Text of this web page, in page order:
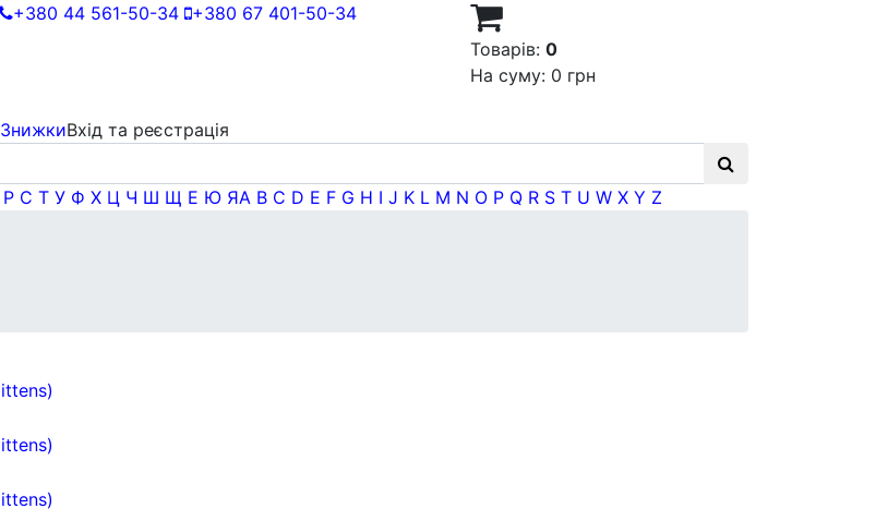
+380 44 561-50-34 +380 67 401-50-34
Товарів: 0
На суму: 0 грн
ЗнижкиВхід та реєстрація
Р С Т У Ф Х Ц Ч Ш Щ Е Ю ЯA B C D E F G H I J K L M N O P Q R S T U W X Y Z